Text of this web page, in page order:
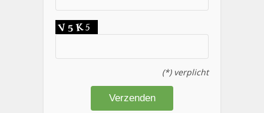
(*) verplicht